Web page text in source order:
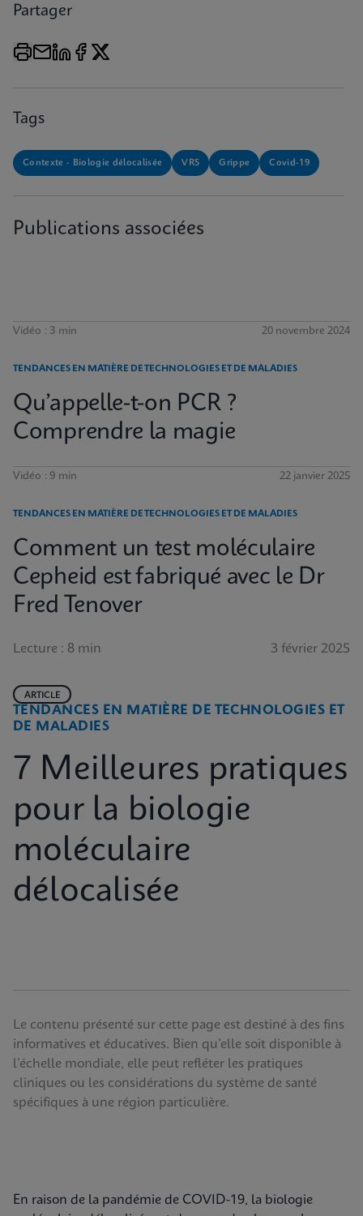
Partager
Tags
Contexte - Biologie délocalisée VRS Grippe Covid-19
Publications associées
Vidéo : 3 min 20 novembre 2024
TENDANCES EN MATIÈRE DE TECHNOLOGIES ET DE MALADIES
Qu’appelle-t-on PCR ?
Comprendre la magie
Vidéo : 9 min 22 janvier 2025
TENDANCES EN MATIÈRE DE TECHNOLOGIES ET DE MALADIES
Comment un test moléculaire
Cepheid est fabriqué avec le Dr
Fred Tenover
Lecture : 8 min 3 février 2025
TENDANCES EN MATIÈRE DE TECHNOLOGIES ET
DE MALADIES
ARTICLE
7 Meilleures pratiques
pour la biologie
moléculaire
délocalisée
Le contenu présenté sur cette page est destiné à des fins
informatives et éducatives. Bien qu’elle soit disponible à
l’échelle mondiale, elle peut refléter les pratiques
cliniques ou les considérations du système de santé
spécifiques à une région particulière.
En raison de la pandémie de COVID-19, la biologie